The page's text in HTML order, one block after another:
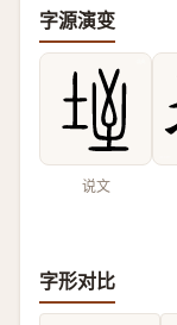
字源演变
说文
字形对比